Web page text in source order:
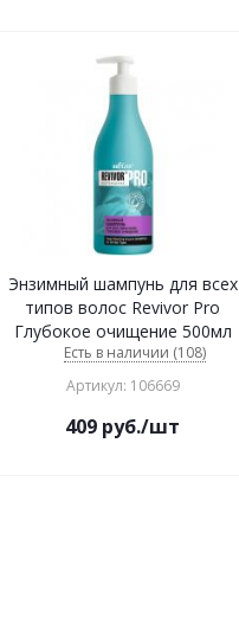
Энзимный шампунь для всех
типов волос Revivor Pro
Глубокое очищение 500мл
Есть в наличии (108)
Артикул: 106669
409 руб./шт